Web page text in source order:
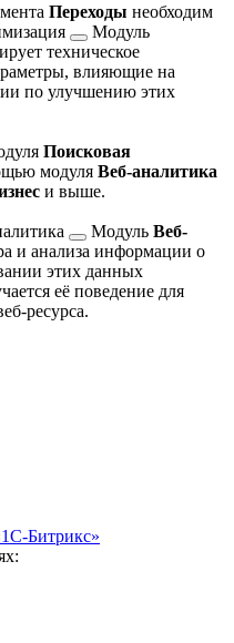
Переходы необходим
Модуль
техническое
влияющие на
по улучшению этих
Поисковая
модуля Веб-аналитика
и выше.
Модуль Веб-
и анализа информации о
этих данных
её поведение для
ресурса.
Битрикс»